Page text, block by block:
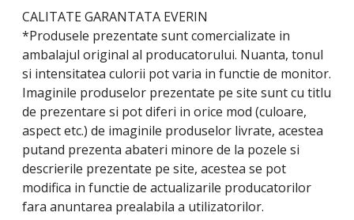
CALITATE GARANTATA EVERIN
*Produsele prezentate sunt comercializate in
ambalajul original al producatorului. Nuanta, tonul
si intensitatea culorii pot varia in functie de monitor.
Imaginile produselor prezentate pe site sunt cu titlu
de prezentare si pot diferi in orice mod (culoare,
aspect etc.) de imaginile produselor livrate, acestea
putand prezenta abateri minore de la pozele si
descrierile prezentate pe site, acestea se pot
modifica in functie de actualizarile producatorilor
fara anuntarea prealabila a utilizatorilor.